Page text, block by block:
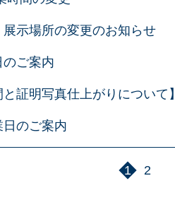
示場所の変更のお知らせ
ご案内
証明写真仕上がりについて】
のご案内
1 2